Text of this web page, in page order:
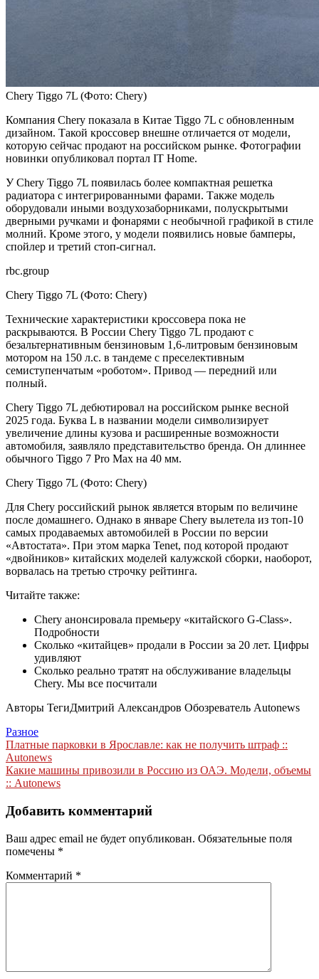
Chery Tiggo 7L (Фото: Chery)
Компания Chery показала в Китае Tiggo 7L с обновленным
дизайном. Такой кроссовер внешне отличается от модели,
которую сейчас продают на российском рынке. Фотографии
новинки опубликовал портал IT Home.
У Chery Tiggo 7L появилась более компактная решетка
радиатора с интегрированными фарами. Также модель
оборудовали иными воздухозаборниками, полускрытыми
дверными ручками и фонарями с необычной графикой в стиле
молний. Кроме этого, у модели появились новые бамперы,
спойлер и третий стоп-сигнал.
rbc.group
Chery Tiggo 7L (Фото: Chery)
Технические характеристики кроссовера пока не
раскрываются. В России Chery Tiggo 7L продают с
безальтернативным бензиновым 1,6-литровым бензиновым
мотором на 150 л.с. в тандеме с преселективным
семиступенчатым «роботом». Привод — передний или
полный.
Chery Tiggo 7L дебютировал на российском рынке весной
2025 года. Буква L в названии модели символизирует
увеличение длины кузова и расширенные возможности
автомобиля, заявляло представительство бренда. Он длиннее
обычного Tiggo 7 Pro Max на 40 мм.
Chery Tiggo 7L (Фото: Chery)
Для Chery российский рынок является вторым по величине
после домашнего. Однако в январе Chery вылетела из топ-10
самых продаваемых автомобилей в России по версии
«Автостата». При этом марка Tenet, под которой продают
«двойников» китайских моделей калужской сборки, наоборот,
ворвалась на третью строчку рейтинга.
Читайте также:
Chery анонсировала премьеру «китайского G-Class».
Подробности
Сколько «китайцев» продали в России за 20 лет. Цифры
удивляют
Сколько реально тратят на обслуживание владельцы
Chery. Мы все посчитали
Авторы ТегиДмитрий Александров Обозреватель Autonews
Разное
Навигация
по
записям
Платные парковки в Ярославле: как не получить штраф ::
Autonews
Какие машины привозили в Россию из ОАЭ. Модели, объемы
:: Autonews
Добавить комментарий
Ваш адрес email не будет опубликован. Обязательные поля
помечены *
Комментарий *